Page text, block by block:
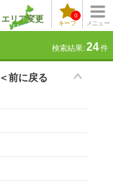
メニュー
キープ
0
エリア変更
検索結果: 24件
＜前に戻る